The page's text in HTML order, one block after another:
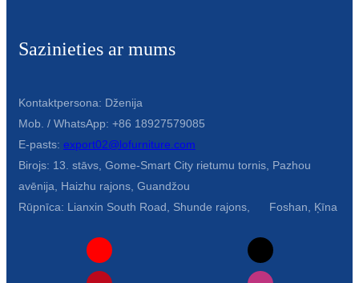
Sazinieties ar mums
Kontaktpersona: Dženija
Mob. / WhatsApp: +86 18927579085
E-pasts: export02@lofurniture.com
Birojs: 13. stāvs, Gome-Smart City rietumu tornis, Pazhou
avēnija, Haizhu rajons, Guandžou
Rūpnīca: Lianxin South Road, Shunde rajons, Foshan, Ķīna